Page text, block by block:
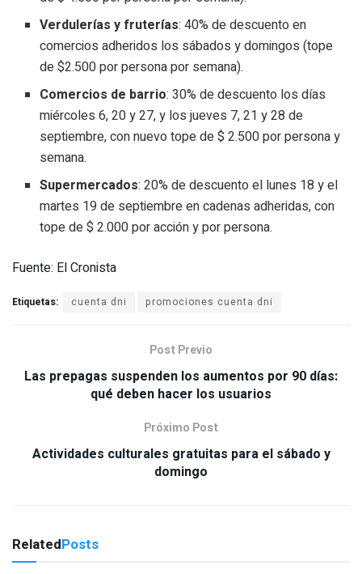
Verdulerías y fruterías: 40% de descuento en
comercios adheridos los sábados y domingos (tope
de $2.500 por persona por semana).
Comercios de barrio: 30% de descuento los días
miércoles 6, 20 y 27, y los jueves 7, 21 y 28 de
septiembre, con nuevo tope de $ 2.500 por persona y
semana.
Supermercados: 20% de descuento el lunes 18 y el
martes 19 de septiembre en cadenas adheridas, con
tope de $ 2.000 por acción y por persona.
Fuente: El Cronista
Etiquetas: cuenta dni promociones cuenta dni
Post Previo
Las prepagas suspenden los aumentos por 90 días:
qué deben hacer los usuarios
Próximo Post
Actividades culturales gratuitas para el sábado y
domingo
RelatedPosts